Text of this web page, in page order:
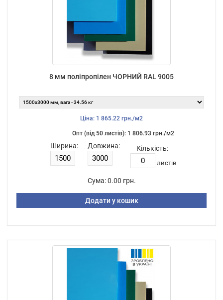
8 мм поліпропілен ЧОРНИЙ RAL 9005
Ціна: 1 865.22 грн./м2
Опт (від 50 листiв): 1 806.93 грн./м2
Ширина: Довжина: Кількість:
листiв
Сума: 0.00 грн.
Додати у кошик